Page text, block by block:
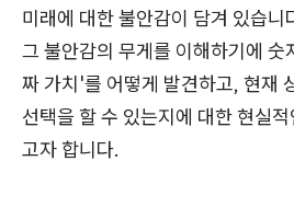
미래에 대한 불안감이 담겨 있습니
그 불안감의 무게를 이해하기에 숫
짜 가치'를 어떻게 발견하고, 현재
선택을 할 수 있는지에 대한 현실
고자 합니다.